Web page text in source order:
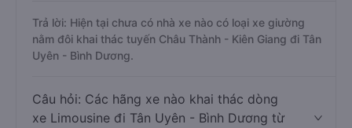
Trả lời: Hiện tại chưa có nhà xe nào có loại xe giường
nằm đôi khai thác tuyến Châu Thành - Kiên Giang đi Tân
Uyên - Bình Dương.
Câu hỏi: Các hãng xe nào khai thác dòng
xe Limousine đi Tân Uyên - Bình Dương từ